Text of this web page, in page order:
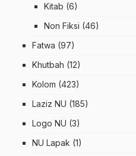
Kitab (6)
Non Fiksi (46)
Fatwa (97)
Khutbah (12)
Kolom (423)
Laziz NU (185)
Logo NU (3)
NU Lapak (1)